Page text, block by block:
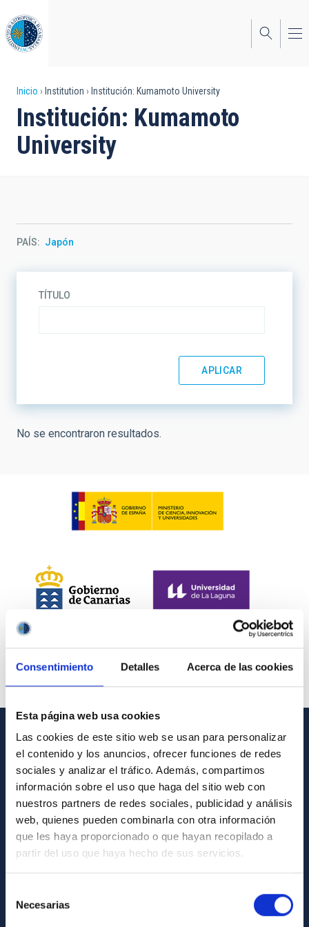
Consentimiento Detalles Acerca de las cookies
Esta página web usa cookies
Las cookies de este sitio web se usan para personalizar
el contenido y los anuncios, ofrecer funciones de redes
sociales y analizar el tráfico. Además, compartimos
información sobre el uso que haga del sitio web con
nuestros partners de redes sociales, publicidad y análisis
web, quienes pueden combinarla con otra información
que les haya proporcionado o que hayan recopilado a
partir del uso que haya hecho de sus servicios.
Necesarias
al
contenido
principal
Sobrescribir
enlaces
de
navegación
Inicio Institution Institución: Kumamoto University
Institución: Kumamoto
University
PAÍS Japón
TÍTULO
No se encontraron resultados.
INFORMACIÓN GENERAL
Contacto
Cómo llegar al IAC
Directorio de personal
Biblioteca
Registro general
INFORMACIÓN INSTITUCIONAL